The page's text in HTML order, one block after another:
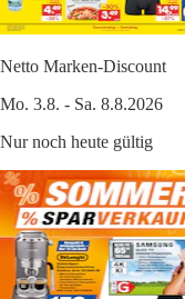
Netto Marken-Discount
Mo. 3.8. - Sa. 8.8.2026
Nur noch heute gültig